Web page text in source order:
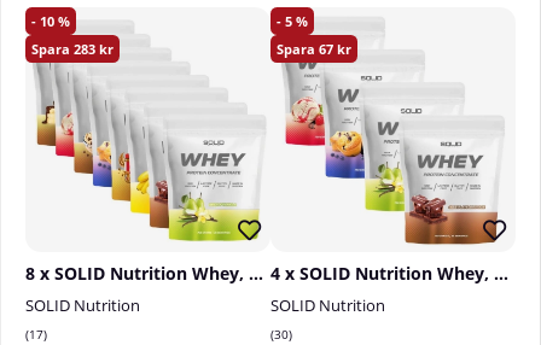
Celsius är vetenskapligt framtagen och full av
antioxidanter!
10
283
8 x SOLID Nutrition Whey, 750 g
SOLID Nutrition
17
5
67
4 x SOLID Nutrition Whey, 750 g
SOLID Nutrition
30